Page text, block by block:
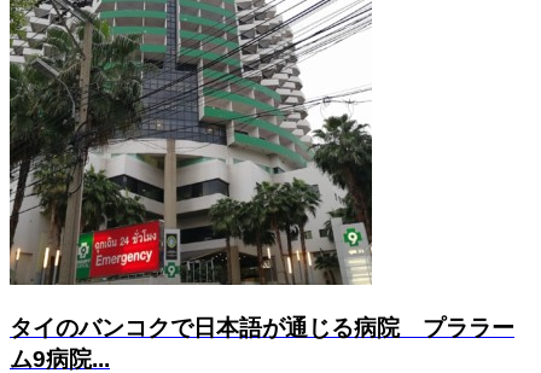
タイのバンコクで日本語が通じる病院 プララー
ム9病院...